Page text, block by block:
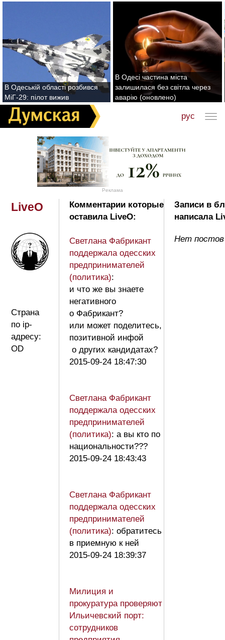
В Одеській області розбився
МіГ-29: пілот вижив
В Одесі частина міста
залишилася без світла через
аварію (оновлено)
рус
Реклама
LiveO
Страна
по ip-
адресу:
OD
Комментарии которые
оставила LiveO:
Светлана Фабрикант
поддержала одесских
предпринимателей
(политика):
и что же вы знаете
негативного
о Фабрикант?
или может поделитесь,
позитивной инфой
о других кандидатах?
2015-09-24 18:47:30
Светлана Фабрикант
поддержала одесских
предпринимателей
(политика): а вы кто по
национальности???
2015-09-24 18:43:43
Светлана Фабрикант
поддержала одесских
предпринимателей
(политика): обратитесь
в приемную к ней
2015-09-24 18:39:37
Милиция и
прокуратура проверяют
Ильичевский порт:
сотрудников
Записи в
написала
Нет